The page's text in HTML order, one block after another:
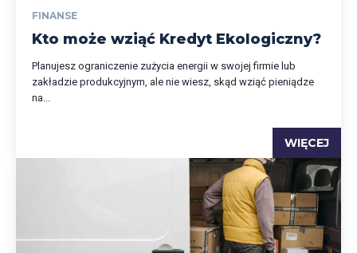
FINANSE
Kto może wziąć Kredyt Ekologiczny?
Planujesz ograniczenie zużycia energii w swojej firmie lub
zakładzie produkcyjnym, ale nie wiesz, skąd wziąć pieniądze
na...
WIĘCEJ